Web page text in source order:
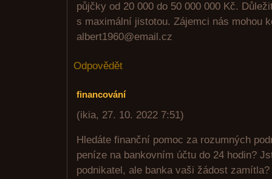
půjčky od 20 000 do 50 000 000 Kč.
s maximální jistotou. Zájemci nás mohou
albert1960@email.cz
Odpovědět
financování
(ikia, 27. 10. 2022 7:51)
Hledáte finanční pomoc za rozumných
peníze na bankovním účtu do 24 hodin?
podnikatel, ale banka vaši žádost